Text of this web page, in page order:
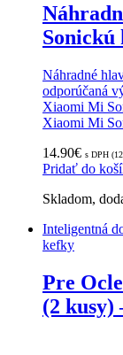
Sonickú
Náhradné
odporúčaná
Xiaomi Mi
Xiaomi Mi
14.90€ s DPH (
Pridať do
Skladom,
Inteligentná
kefky
Pre
(2 kusy)